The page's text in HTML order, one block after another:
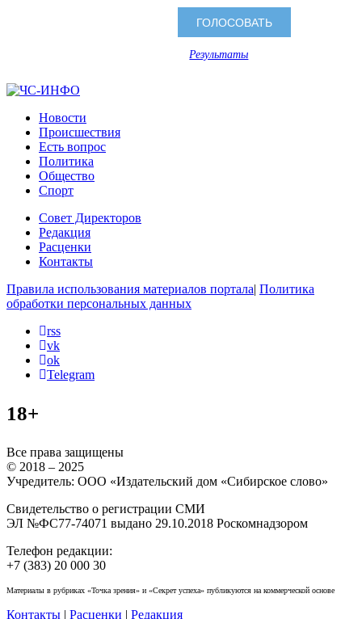
Результаты
Новости
Происшествия
Есть вопрос
Политика
Общество
Спорт
Совет Директоров
Редакция
Расценки
Контакты
Правила использования материалов портала| Политика
обработки персональных данных
rss
vk
ok
Telegram
18+
Все права защищены
© 2018 – 2025
Учредитель: ООО «Издательский дом «Сибирское слово»
Свидетельство о регистрации СМИ
ЭЛ №ФС77-74071 выдано 29.10.2018 Роскомнадзором
Телефон редакции:
+7 (383) 20 000 30
Материалы в рубриках «Точка зрения» и «Секрет успеха» публикуются на коммерческой основе
Контакты | Расценки | Редакция